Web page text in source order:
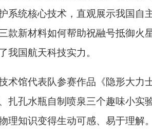
系统核心技术，直观展示我国自
款新材料如何帮助祝融号抵御火
我国航天科技实力。
术馆代表队参赛作品《隐形大力
扎孔水瓶自制喷泉三个趣味小实
理知识变得生动可感、易于理解。